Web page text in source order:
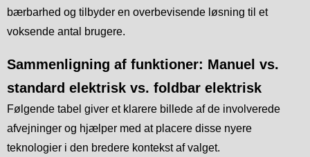
bærbarhed og tilbyder en overbevisende løsning til et
voksende antal brugere.
Sammenligning af funktioner: Manuel vs.
standard elektrisk vs. foldbar elektrisk
Følgende tabel giver et klarere billede af de involverede
afvejninger og hjælper med at placere disse nyere
teknologier i den bredere kontekst af valget.